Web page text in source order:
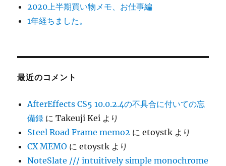
2020上半期買い物メモ、お仕事編
1年経ちました。
最近のコメント
AfterEffects CS5 10.0.2.4の不具合に付いての忘
備録 にTakeuji Kei より
Steel Road Frame memo2 にetoystk より
CX MEMO にetoystk より
NoteSlate /// intuitively simple monochrome